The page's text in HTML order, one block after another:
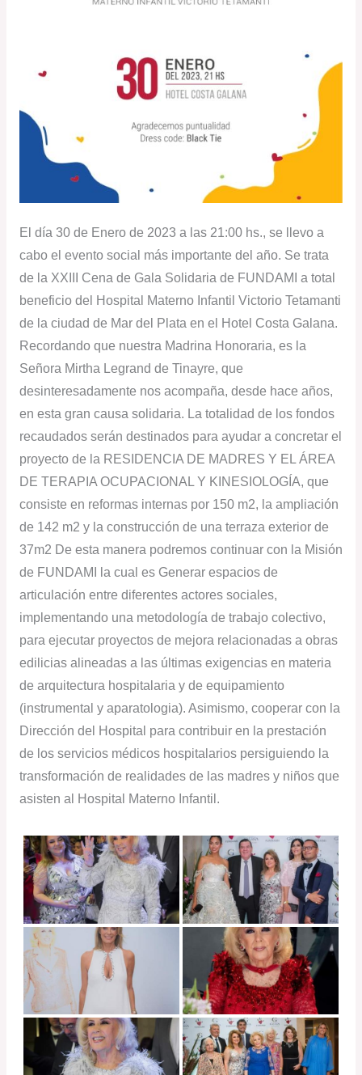
El día 30 de Enero de 2023 a las 21:00 hs., se llevo a
cabo el evento social más importante del año. Se trata
de la XXIII Cena de Gala Solidaria de FUNDAMI a total
beneficio del Hospital Materno Infantil Victorio Tetamanti
de la ciudad de Mar del Plata en el Hotel Costa Galana.
Recordando que nuestra Madrina Honoraria, es la
Señora Mirtha Legrand de Tinayre, que
desinteresadamente nos acompaña, desde hace años,
en esta gran causa solidaria. La totalidad de los fondos
recaudados serán destinados para ayudar a concretar el
proyecto de la RESIDENCIA DE MADRES Y EL ÁREA
DE TERAPIA OCUPACIONAL Y KINESIOLOGÍA, que
consiste en reformas internas por 150 m2, la ampliación
de 142 m2 y la construcción de una terraza exterior de
37m2 De esta manera podremos continuar con la Misión
de FUNDAMI la cual es Generar espacios de
articulación entre diferentes actores sociales,
implementando una metodología de trabajo colectivo,
para ejecutar proyectos de mejora relacionadas a obras
edilicias alineadas a las últimas exigencias en materia
de arquitectura hospitalaria y de equipamiento
(instrumental y aparatologia). Asimismo, cooperar con la
Dirección del Hospital para contribuir en la prestación
de los servicios médicos hospitalarios persiguiendo la
transformación de realidades de las madres y niños que
asisten al Hospital Materno Infantil.